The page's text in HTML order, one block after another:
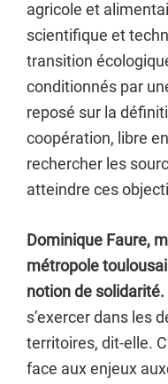
agricole et
scientifique et
transition
conditionnés par
reposé sur la
coopération, libre
rechercher les
atteindre ces
Dominique Faure,
métropole
notion de solidarité.
s’exercer dans les
territoires, dit-elle.
face aux enjeux